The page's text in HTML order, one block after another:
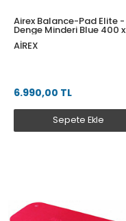
Airex Balance-Pad Elite -
Denge Minderi Blue 400 x
480 x 60
AIREX
6.990,00 TL
Sepete Ekle